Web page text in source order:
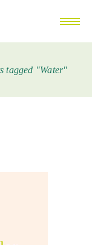
tagged "Water"